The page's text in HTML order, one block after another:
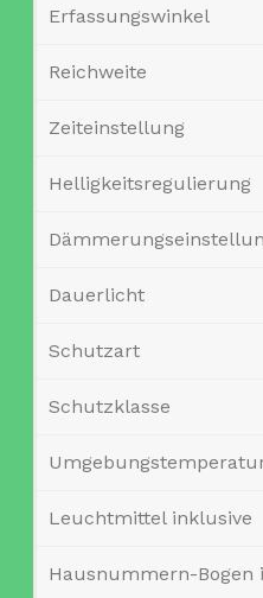
Erfassungswinkel
Reichweite
Zeiteinstellung
Helligkeitsregulierung
Dauerlicht
Schutzart
Schutzklasse
Leuchtmittel inklusive
Hausnummern-Bogen